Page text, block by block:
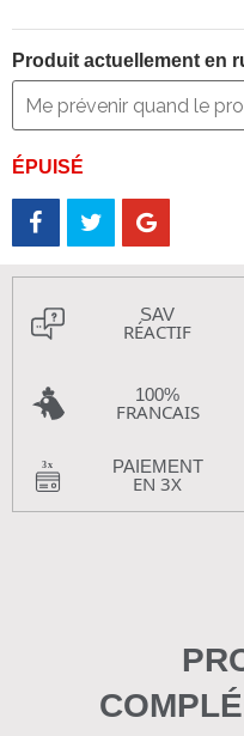
Produit actuellement en
ÉPUISÉ
SAV
RÉACTIF
100%
FRANCAIS
PAIEMENT
EN 3X